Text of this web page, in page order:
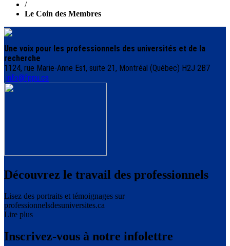
/
Le Coin des Membres
Une voix pour les professionnels des universités et de la
recherche
1124, rue Marie-Anne Est, suite 21, Montréal (Québec) H2J 2B7
info@fppu.ca
Découvrez le travail des professionnels
Lisez des portraits et témoignages sur
professionnelsdesuniversites.ca
Lire plus
Inscrivez-vous à notre infolettre